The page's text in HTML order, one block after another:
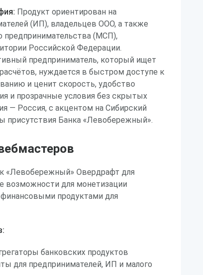
Продукт ориентирован на
(ИП), владельцев ООО, а также
предпринимательства (МСП),
Российской Федерации.
предприниматель, который ищет
нуждается в быстром доступе к
и ценит скорость, удобство
и прозрачные условия без скрытых
— Россия, с акцентом на Сибирский
присутствия Банка «Левобережный».
«Левобережный» Овердрафт для
возможности для монетизации
продуктами для
банковских продуктов
для предпринимателей, ИП и малого